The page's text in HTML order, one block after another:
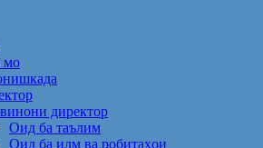
мо
директор
Оид ба таълим
Оид ба илм ва робитаҳои